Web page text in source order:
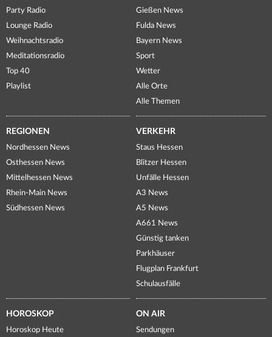
Party Radio
Lounge Radio
Weihnachtsradio
Meditationsradio
Top 40
Playlist
Gießen News
Fulda News
Bayern News
Sport
Wetter
Alle Orte
Alle Themen
REGIONEN
Nordhessen News
Osthessen News
Mittelhessen News
Rhein-Main News
Südhessen News
VERKEHR
Staus Hessen
Blitzer Hessen
Unfälle Hessen
A3 News
A5 News
A661 News
Günstig tanken
Parkhäuser
Flugplan Frankfurt
Schulausfälle
HOROSKOP
Horoskop Heute
ON AIR
Sendungen